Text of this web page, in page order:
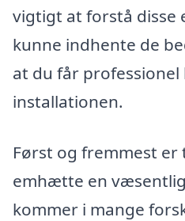
vigtigt at forstå disse
kunne indhente de
at du får
installationen.
Først og fremmest
emhætte en
kommer i mange